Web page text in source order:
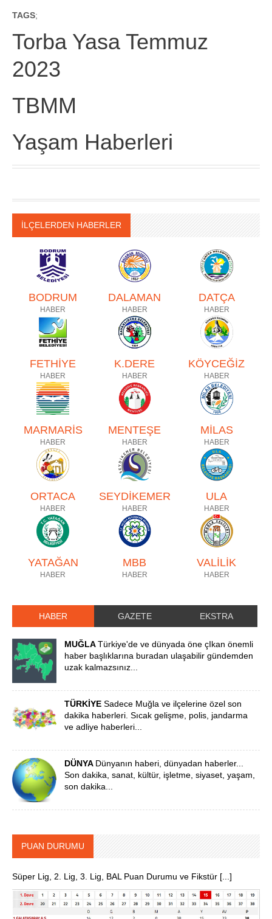
TAGS;
Torba Yasa Temmuz
2023
TBMM
Yaşam Haberleri
İLÇELERDEN HABERLER
BODRUM
HABER
DALAMAN
HABER
DATÇA
HABER
FETHİYE
HABER
K.DERE
HABER
KÖYCEĞİZ
HABER
MARMARİS
HABER
MENTEŞE
HABER
MİLAS
HABER
ORTACA
HABER
SEYDİKEMER
HABER
ULA
HABER
YATAĞAN
HABER
MBB
HABER
VALİLİK
HABER
HABER GAZETE EKSTRA
MUĞLATürkiye'de ve dünyada öne çIkan önemli
haber başlıklarına buradan ulaşabilir gündemden
uzak kalmazsınız...
TÜRKİYESadece Muğla ve ilçelerine özel son
dakika haberleri. Sıcak gelişme, polis, jandarma
ve adliye haberleri...
DÜNYA Dünyanın haberi, dünyadan haberler...
Son dakika, sanat, kültür, işletme, siyaset, yaşam,
son dakika...
PUAN DURUMU
Süper Lig, 2. Lig, 3. Lig, BAL Puan Durumu ve Fikstür [...]